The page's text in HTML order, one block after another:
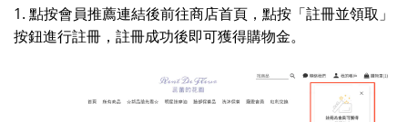
1. 點按會員推薦連結後前往商店首頁，點按「註冊並領取」
按鈕進行註冊，註冊成功後即可獲得購物金。